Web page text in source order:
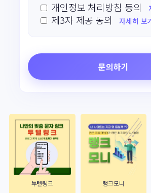
개인정보 처리방침 동의
제3자 제공 동의 자세히 보
문의하기
투텔링크 랭크모니